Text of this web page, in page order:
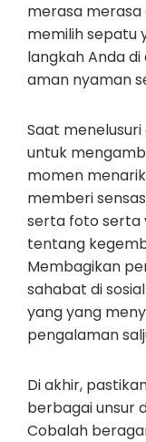
merasa merasa
memilih sepatu
langkah Anda
aman nyaman
Saat
untuk
momen
memberi
serta foto serta
tentang
Membagikan
sahabat di
yang yang
pengalaman
Di akhir,
berbagai unsur
Cobalah